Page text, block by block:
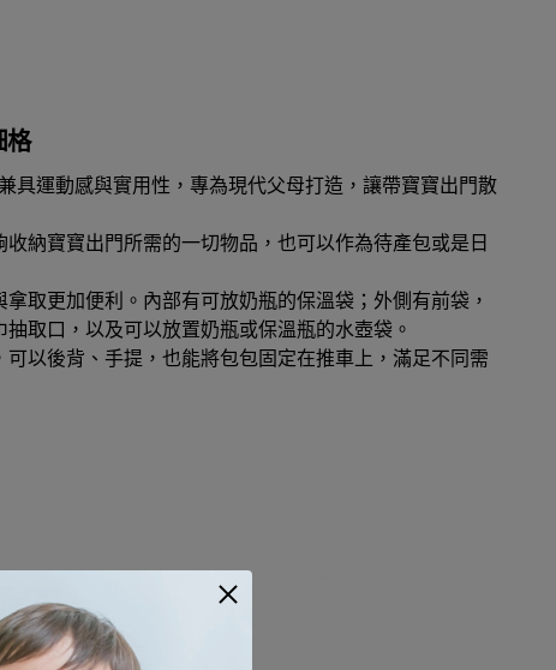
格
具運動感與實用性，專為現代父母打造，讓帶寶寶出門散
納寶寶出門所需的一切物品，也可以作為待產包或是日
取更加便利。內部有可放奶瓶的保溫袋；外側有前袋，
取口，以及可以放置奶瓶或保溫瓶的水壺袋。
以後背、手提，也能將包包固定在推車上，滿足不同需